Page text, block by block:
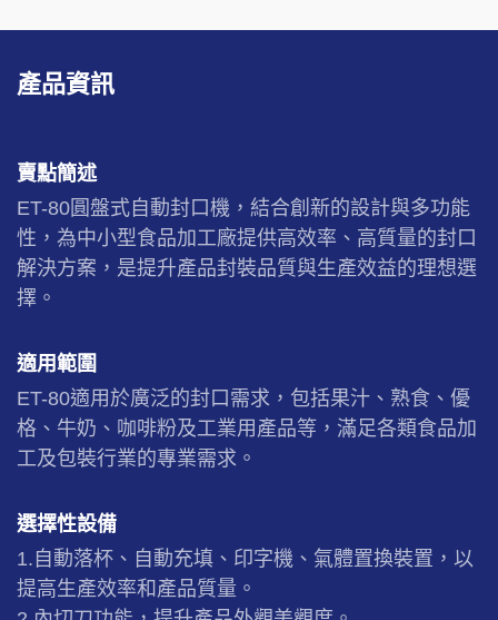
產品資訊
賣點簡述
ET-80圓盤式自動封口機，結合創新的設計與多功能
性，為中小型食品加工廠提供高效率、高質量的封口
解決方案，是提升產品封裝品質與生產效益的理想選
擇。
適用範圍
ET-80適用於廣泛的封口需求，包括果汁、熟食、優
格、牛奶、咖啡粉及工業用產品等，滿足各類食品加
工及包裝行業的專業需求。
選擇性設備
1.自動落杯、自動充填、印字機、氣體置換裝置，以
提高生產效率和產品質量。